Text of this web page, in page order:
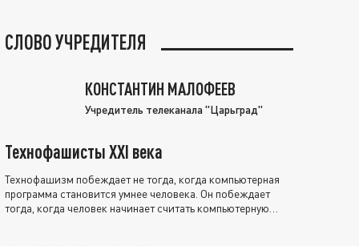
СЛОВО УЧРЕДИТЕЛЯ
КОНСТАНТИН МАЛОФЕЕВ
Учредитель телеканала "Царьград"
Технофашисты XXI века
Технофашизм побеждает не тогда, когда компьютерная
программа становится умнее человека. Он побеждает
тогда, когда человек начинает считать компьютерную